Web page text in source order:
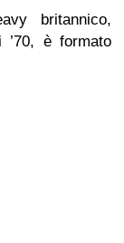
britannico,
è formato